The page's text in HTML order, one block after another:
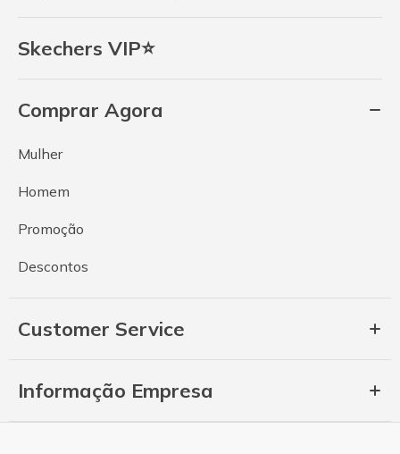
Skechers VIP⭐
Comprar Agora
Mulher
Homem
Promoção
Descontos
Customer Service
Informação Empresa